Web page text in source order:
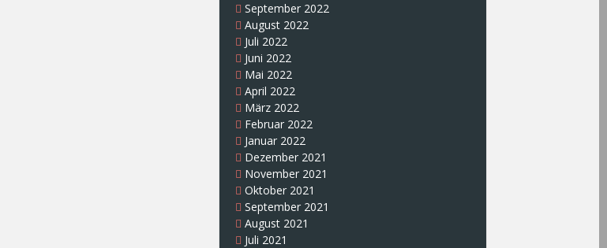
September 2022
August 2022
Juli 2022
Juni 2022
Mai 2022
April 2022
März 2022
Februar 2022
Januar 2022
Dezember 2021
November 2021
Oktober 2021
September 2021
August 2021
Juli 2021